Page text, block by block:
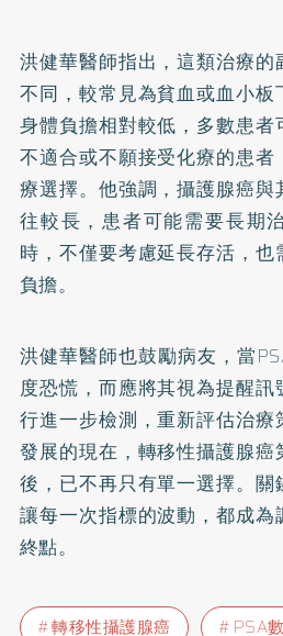
洪健華醫師指出，這類治療
不同，較常見為貧血或血小
身體負擔相對較低，多數患
不適合或不願接受化療的患
療選擇。他強調，攝護腺癌
往較長，患者可能需要長期
時，不僅要考慮延長存活，
負擔。
洪健華醫師也鼓勵病友，當
度恐慌，而應將其視為提醒
行進一步檢測，重新評估治
發展的現在，轉移性攝護腺
後，已不再只有單一選擇。關
讓每一次指標的波動，都成
終點。
轉移性攝護腺癌
PSA